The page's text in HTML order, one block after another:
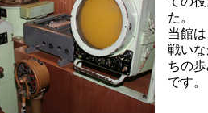
た。
当館
戦い
ちの
です。